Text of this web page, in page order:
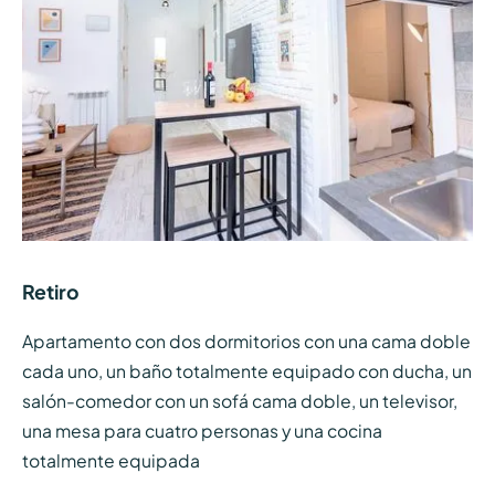
Retiro
Apartamento con dos dormitorios con una cama doble
cada uno, un baño totalmente equipado con ducha, un
salón-comedor con un sofá cama doble, un televisor,
una mesa para cuatro personas y una cocina
totalmente equipada